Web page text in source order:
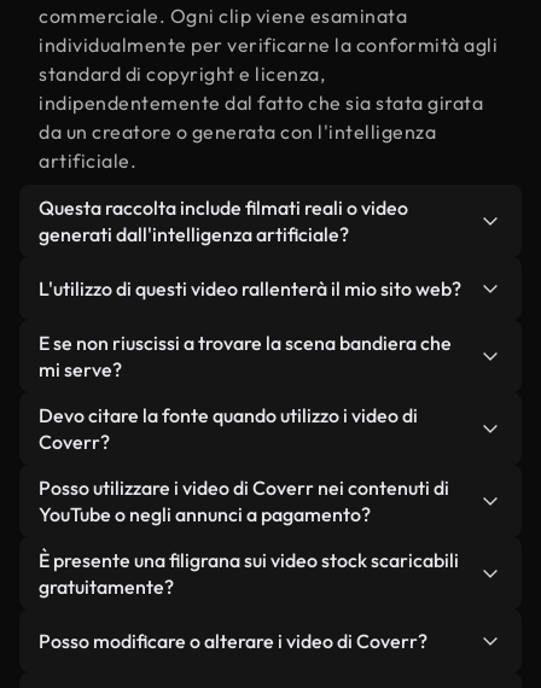
commerciale. Ogni clip viene esaminata
individualmente per verificarne la conformità agli
standard di copyright e licenza,
indipendentemente dal fatto che sia stata girata
da un creatore o generata con l'intelligenza
artificiale.
Questa raccolta include filmati reali o video
generati dall'intelligenza artificiale?
da filmati reali, girati da persone, relativi a
bandiera, e da video generati dall'intelligenza
artificiale. Ogni video è chiaramente etichettato,
L'utilizzo di questi video rallenterà il mio sito web?
Non se scegli le nostre versioni ottimizzate.
Offriamo formati leggeri e pronti per il web,
mantengono alta la qualità, riducono al minimo i
tempi di caricamento e migliorano parametri
come LCP.
E se non riuscissi a trovare la scena bandiera che
mi serve?
Puoi crearne uno all'istante utilizzando Coverr AI
Studio. Ti basta descrivere la scena, ad esempio
pochi secondi un video personalizzato in
conformità con i nostri standard di licenza.
Devo citare la fonte quando utilizzo i video di
Coverr?
Non è richiesto alcun riconoscimento dell'autore.
Tutti i video presenti nella nostra libreria sono
senza citare il creatore, sebbene sia sempre
gradito.
Posso utilizzare i video di Coverr nei contenuti di
YouTube o negli annunci a pagamento?
Sì. Tutti i filmati di Coverr possono essere utilizzati
in video monetizzati su YouTube, promozioni sui
condizione che non si rivendano o ridistribuiscano
È presente una filigrana sui video stock scaricabili
gratuitamente?
reali o generati dall'intelligenza artificiale, include
filigrane. Avrai a disposizione filmati puliti e pronti
Posso modificare o alterare i video di Coverr?